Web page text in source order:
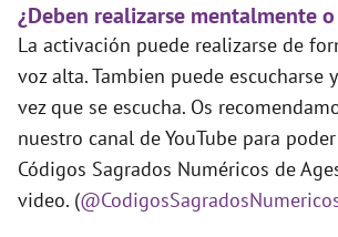
¿Deben realizarse mentalmente
La activación puede realizarse de
voz alta. Tambien puede escucharse
vez que se escucha. Os
nuestro canal de YouTube para
Códigos Sagrados Numéricos de
video. (